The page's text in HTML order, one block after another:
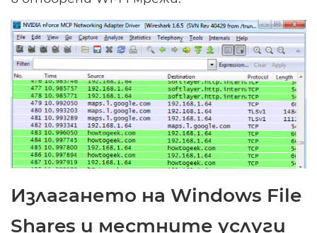
Излагането на Windows File
Shares и местните услуги